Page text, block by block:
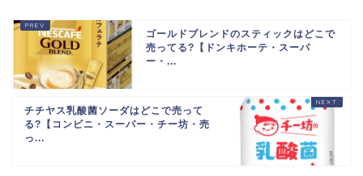
ゴールドブレンドのスティックはどこで
売ってる?【ドンキホーテ・スーパ
ー・...
チチヤス乳酸菌ソーダはどこで売って
る?【コンビニ・スーパー・チー坊・売
っ...